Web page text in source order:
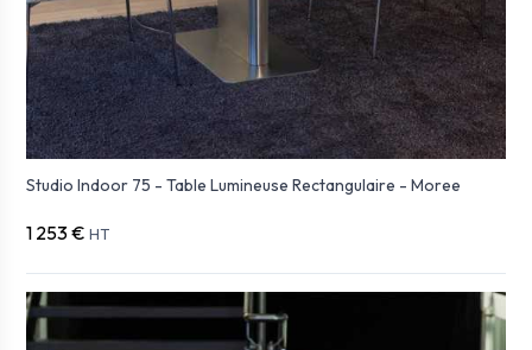
Studio Indoor 75 - Table Lumineuse Rectangulaire - Moree
1 253 € HT